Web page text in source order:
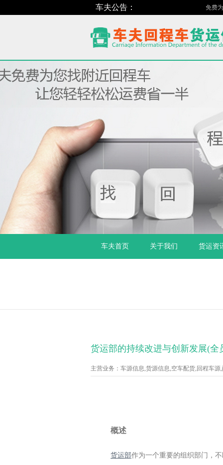
车夫公告： 免费为货
车夫首页 关于我们 货运资
货运部的持续改进与创新发展(全
主营业务：车源信息,货源信息,空车配货,回程车源
概述
货运部作为一个重要的组织部门，